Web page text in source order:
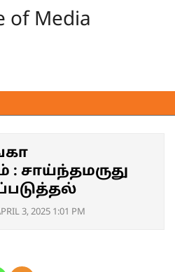
சாய்ந்தமருது
3, 2025 1:01 PM